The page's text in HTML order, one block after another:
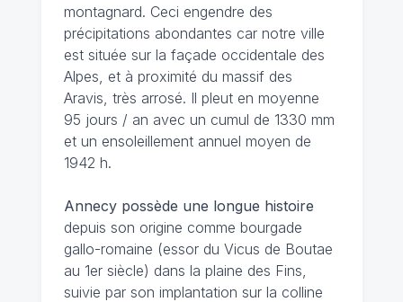
montagnard. Ceci engendre des
précipitations abondantes car notre ville
est située sur la façade occidentale des
Alpes, et à proximité du massif des
Aravis, très arrosé. Il pleut en moyenne
95 jours / an avec un cumul de 1330 mm
et un ensoleillement annuel moyen de
1942 h.
Annecy possède une longue histoire
depuis son origine comme bourgade
gallo-romaine (essor du Vicus de Boutae
au 1er siècle) dans la plaine des Fins,
suivie par son implantation sur la colline